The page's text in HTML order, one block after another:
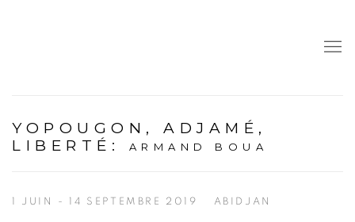
YOPOUGON, ADJAMÉ,
LIBERTÉ : ARMAND BOUA
1 JUIN - 14 SEPTEMBRE 2019 ABIDJAN